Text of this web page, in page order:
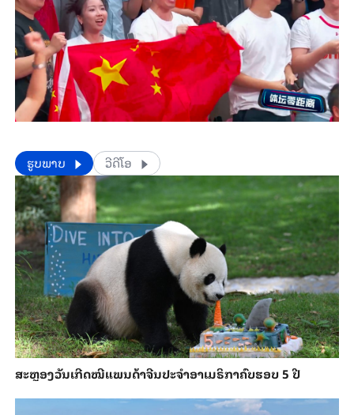
​​ຮູບພາບ ວີດີໂອ
ສະຫຼອງວັນ​ເກີດ​ໝີ​ແພນ​ດ້າ​ຈີນ​ປະ​ຈຳ​ອາ​ເມ​ຣິ​ກາ​ຄົບ​ຮອບ 5 ປີ